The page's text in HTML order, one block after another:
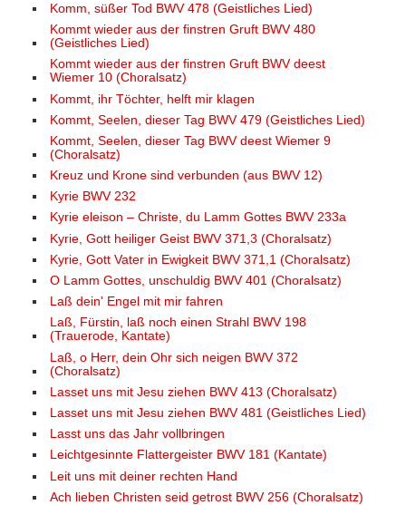
Komm, süßer Tod BWV 478 (Geistliches Lied)
Kommt wieder aus der finstren Gruft BWV 480
(Geistliches Lied)
Kommt wieder aus der finstren Gruft BWV deest
Wiemer 10 (Choralsatz)
Kommt, ihr Töchter, helft mir klagen
Kommt, Seelen, dieser Tag BWV 479 (Geistliches Lied)
Kommt, Seelen, dieser Tag BWV deest Wiemer 9
(Choralsatz)
Kreuz und Krone sind verbunden (aus BWV 12)
Kyrie BWV 232
Kyrie eleison – Christe, du Lamm Gottes BWV 233a
Kyrie, Gott heiliger Geist BWV 371,3 (Choralsatz)
Kyrie, Gott Vater in Ewigkeit BWV 371,1 (Choralsatz)
O Lamm Gottes, unschuldig BWV 401 (Choralsatz)
Laß dein' Engel mit mir fahren
Laß, Fürstin, laß noch einen Strahl BWV 198
(Trauerode, Kantate)
Laß, o Herr, dein Ohr sich neigen BWV 372
(Choralsatz)
Lasset uns mit Jesu ziehen BWV 413 (Choralsatz)
Lasset uns mit Jesu ziehen BWV 481 (Geistliches Lied)
Lasst uns das Jahr vollbringen
Leichtgesinnte Flattergeister BWV 181 (Kantate)
Leit uns mit deiner rechten Hand
Ach lieben Christen seid getrost BWV 256 (Choralsatz)